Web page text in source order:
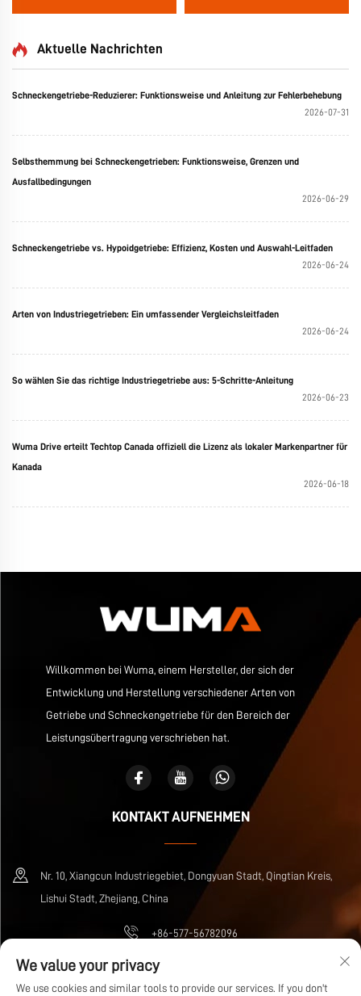
Aktuelle Nachrichten
Schneckengetriebe-Reduzierer: Funktionsweise und Anleitung zur Fehlerbehebung
2026-07-31
Selbsthemmung bei Schneckengetrieben: Funktionsweise, Grenzen und
Ausfallbedingungen
2026-06-29
Schneckengetriebe vs. Hypoidgetriebe: Effizienz, Kosten und Auswahl-Leitfaden
2026-06-24
Arten von Industriegetrieben: Ein umfassender Vergleichsleitfaden
2026-06-24
So wählen Sie das richtige Industriegetriebe aus: 5-Schritte-Anleitung
2026-06-23
Wuma Drive erteilt Techtop Canada offiziell die Lizenz als lokaler Markenpartner für
Kanada
2026-06-18
Willkommen bei Wuma, einem Hersteller, der sich der
Entwicklung und Herstellung verschiedener Arten von
Getriebe und Schneckengetriebe für den Bereich der
Leistungsübertragung verschrieben hat.
KONTAKT AUFNEHMEN
Nr. 10, Xiangcun Industriegebiet, Dongyuan Stadt, Qingtian Kreis,
Lishui Stadt, Zhejiang, China
+86-577-56782096
[email protected]
We value your privacy
We use cookies and similar tools to provide our services. If you don't